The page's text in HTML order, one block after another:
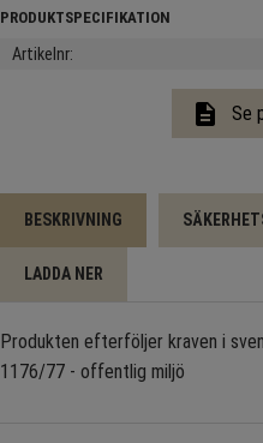
Artikelnr
description Se
BESKRIVNING
LADDA NER
Produkten efterföljer kraven i
1176/77 - offentlig miljö